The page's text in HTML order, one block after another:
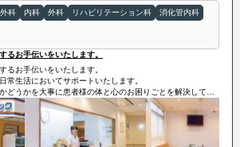
科 内科 外科 リハビリテーション科 消化管内科
るお手伝いをいたします。
るお手伝いをいたします。
常生活においてサポートいたします。
どうかを大事に患者様の体と心のお困りごとを解決してい